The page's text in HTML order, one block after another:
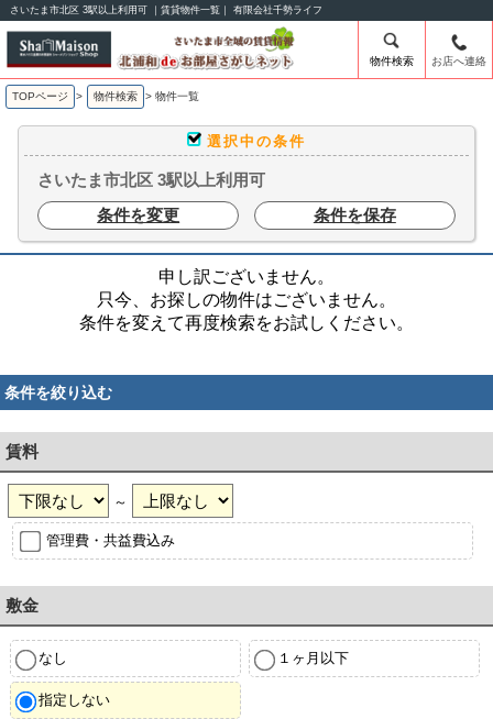
さいたま市北区 3駅以上利用可 ｜賃貸物件一覧｜ 有限会社千勢ライフ
物件検索 お店へ連絡
TOPページ > 物件検索 > 物件一覧
選択中の条件
さいたま市北区 3駅以上利用可
条件を変更
条件を保存
申し訳ございません。
只今、お探しの物件はございません。
条件を変えて再度検索をお試しください。
条件を絞り込む
賃料
～
管理費・共益費込み
敷金
なし １ヶ月以下
指定しない